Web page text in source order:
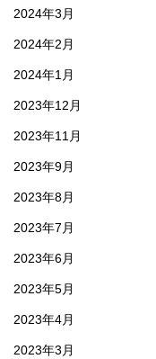
2024年3月
2024年2月
2024年1月
2023年12月
2023年11月
2023年9月
2023年8月
2023年7月
2023年6月
2023年5月
2023年4月
2023年3月